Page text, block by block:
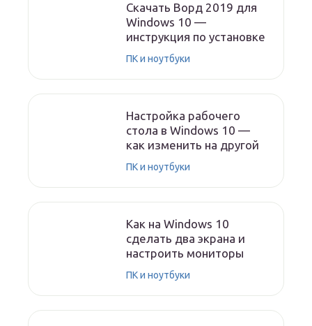
Скачать Ворд 2019 для
Windows 10 —
инструкция по установке
ПК и ноутбуки
Настройка рабочего
стола в Windows 10 —
как изменить на другой
ПК и ноутбуки
Как на Windows 10
сделать два экрана и
настроить мониторы
ПК и ноутбуки